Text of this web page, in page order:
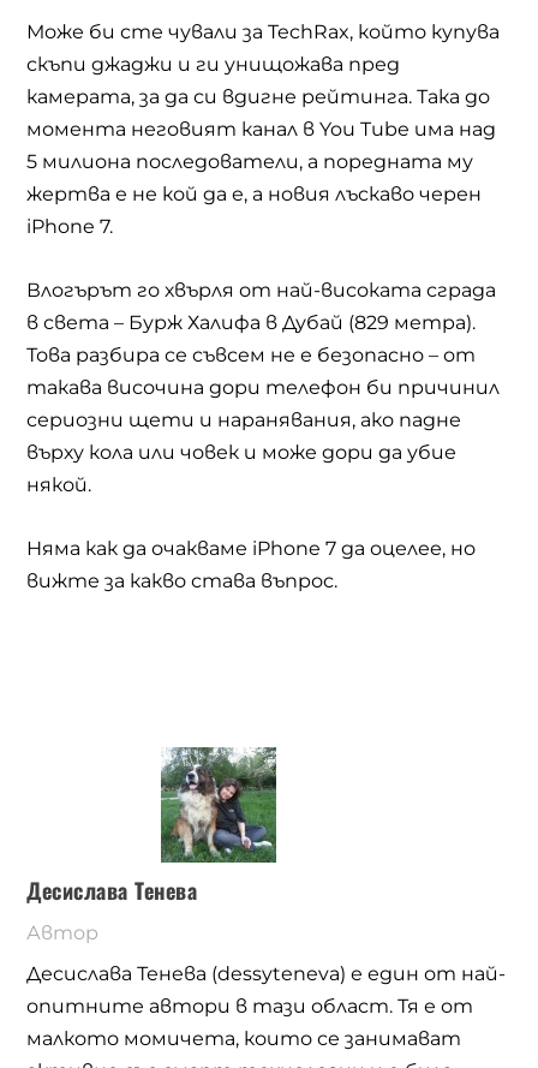
Може би сте чували заTechRax, който купува
скъпи джаджи и ги унищожава пред
камерата, за да си вдигне рейтинга. Така до
момента неговият канал вYou Tube има над
5 милиона последователи, а поредната му
жертва е не кой да е, а новия лъскаво черен
iPhone 7.
Влогърът го хвърля от най-високата сграда
в света – Бурж Халифа в Дубай (829 метра).
Това разбира се съвсем не е безопасно – от
такава височина дори телефон би причинил
сериозни щети и наранявания, ако падне
върху кола или човек и може дори да убие
някой.
Няма как да очакваме iPhone 7да оцелее, но
вижте за какво става въпрос.
Десислава Тенева
Автор
Десислава Тенева (dessyteneva) е един от най-
опитните автори в тази област. Тя е от
малкото момичета, които се занимават